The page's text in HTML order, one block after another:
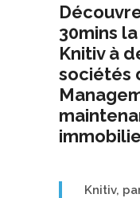
30mins
Knitiv à
sociétés
Knitiv,